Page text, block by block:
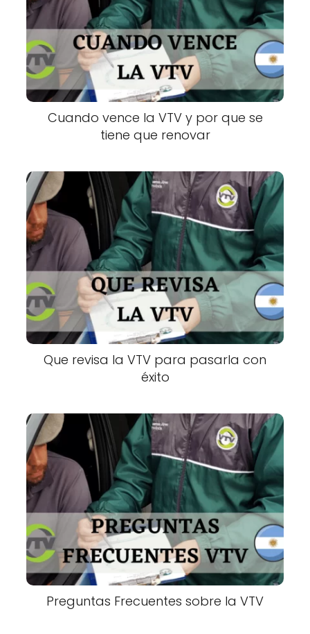
Cuando vence la VTV y por que se
tiene que renovar
Que revisa la VTV para pasarla con
éxito
Preguntas Frecuentes sobre la VTV